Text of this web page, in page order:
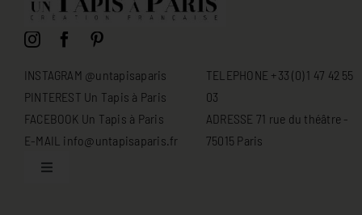
INSTAGRAM @untapisaparis
PINTEREST Un Tapis à Paris
FACEBOOK Un Tapis à Paris
E-MAIL info@untapisaparis.fr
TELEPHONE +33 (0) 1 47 42 55
03
ADRESSE 71 rue du théâtre -
75015 Paris
Toggle